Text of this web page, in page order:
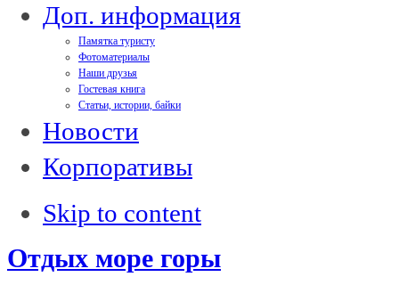
Доп. информация
Памятка туристу
Фотоматериалы
Наши друзья
Гостевая книга
Статьи, истории, байки
Новости
Корпоративы
Skip to content
Отдых море горы